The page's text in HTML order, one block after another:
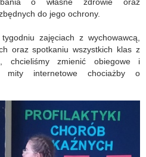
do jego ochrony.
zajęciach z wychowawcą,
oraz spotkaniu wszystkich klas z
chcieliśmy zmienić obiegowe i
mity internetowe chociażby o